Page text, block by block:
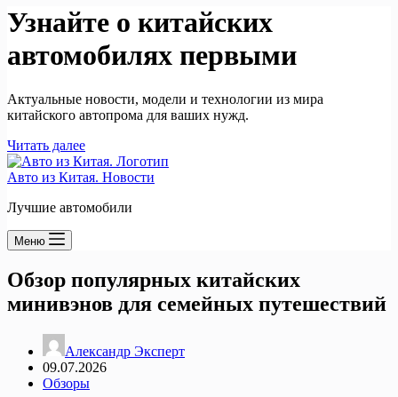
Узнайте о китайских
автомобилях первыми
Актуальные новости, модели и технологии из мира
китайского автопрома для ваших нужд.
Читать далее
Авто из Китая. Новости
Лучшие автомобили
Меню
Обзор популярных китайских
минивэнов для семейных путешествий
Александр Эксперт
09.07.2026
Обзоры